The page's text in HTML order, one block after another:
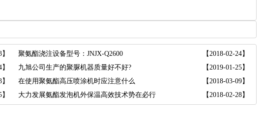
聚氨酯浇注设备型号：JNJX-Q2600
【2018-02-24】
九旭公司生产的聚脲机器质量好不好?
【2019-01-25】
在使用聚氨酯高压喷涂机时应注意什么
【2018-03-09】
大力发展氨酯发泡机外保温高效技术势在必行 【2018-02-28】